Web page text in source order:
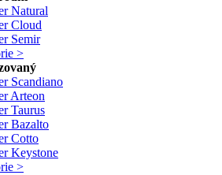
Natural
Cloud
Semir
>
Scandiano
Arteon
Taurus
Bazalto
Cotto
Keystone
>